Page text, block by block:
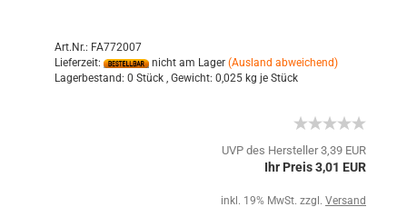
Art.Nr.: FA772007
Lieferzeit:
nicht am Lager (Ausland abweichend)
Lagerbestand: 0 Stück , Gewicht: 0,025 kg je Stück
UVP des Hersteller 3,39 EUR
Ihr Preis 3,01 EUR
inkl. 19% MwSt. zzgl. Versand